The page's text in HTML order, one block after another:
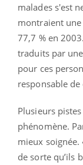
malades s'est
montraient
77,7 % en
traduits par
pour ces
responsable
Plusieurs
phénomène.
mieux soignée.
de sorte qu’ils